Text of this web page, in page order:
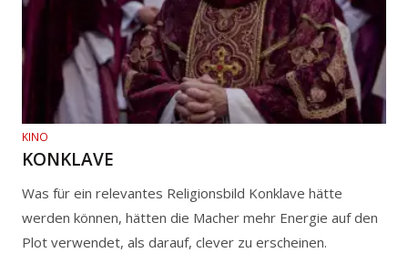
KINO
KONKLAVE
Was für ein relevantes Religionsbild Konklave hätte
werden können, hätten die Macher mehr Energie auf den
Plot verwendet, als darauf, clever zu erscheinen.